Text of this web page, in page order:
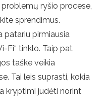
ryšio procese,
sprendimus.
patariu pirmiausia
Fi“ tinklo. Taip pat
taške veikia
Tai leis suprasti, kokia
kryptimi judėti norint